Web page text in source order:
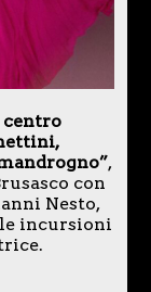
centro
,
con
Nesto,
le incursioni